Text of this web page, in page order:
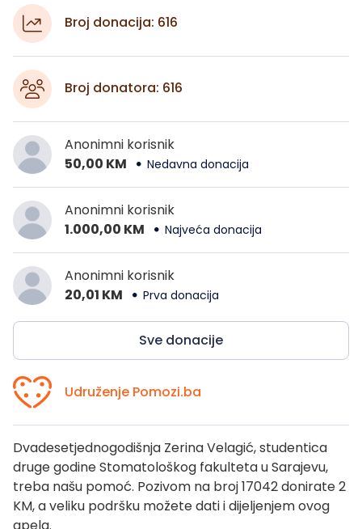
Broj donacija: 616
Broj donatora: 616
Anonimni korisnik
50,00 KM
Nedavna donacija
Anonimni korisnik
1.000,00 KM
Najveća donacija
Anonimni korisnik
20,01 KM
Prva donacija
Sve donacije
Udruženje Pomozi.ba
Dvadesetjednogodišnja Zerina Velagić, studentica
druge godine Stomatološkog fakulteta u Sarajevu,
treba našu pomoć. Pozivom na broj 17042 donirate 2
KM, a veliku podršku možete dati i dijeljenjem ovog